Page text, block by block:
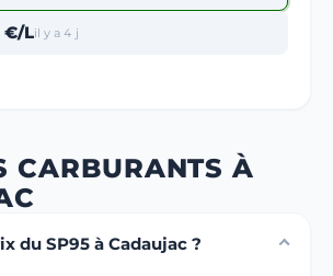
€/Lil y a 4 j
CARBURANTS À
du SP95 à Cadaujac ?